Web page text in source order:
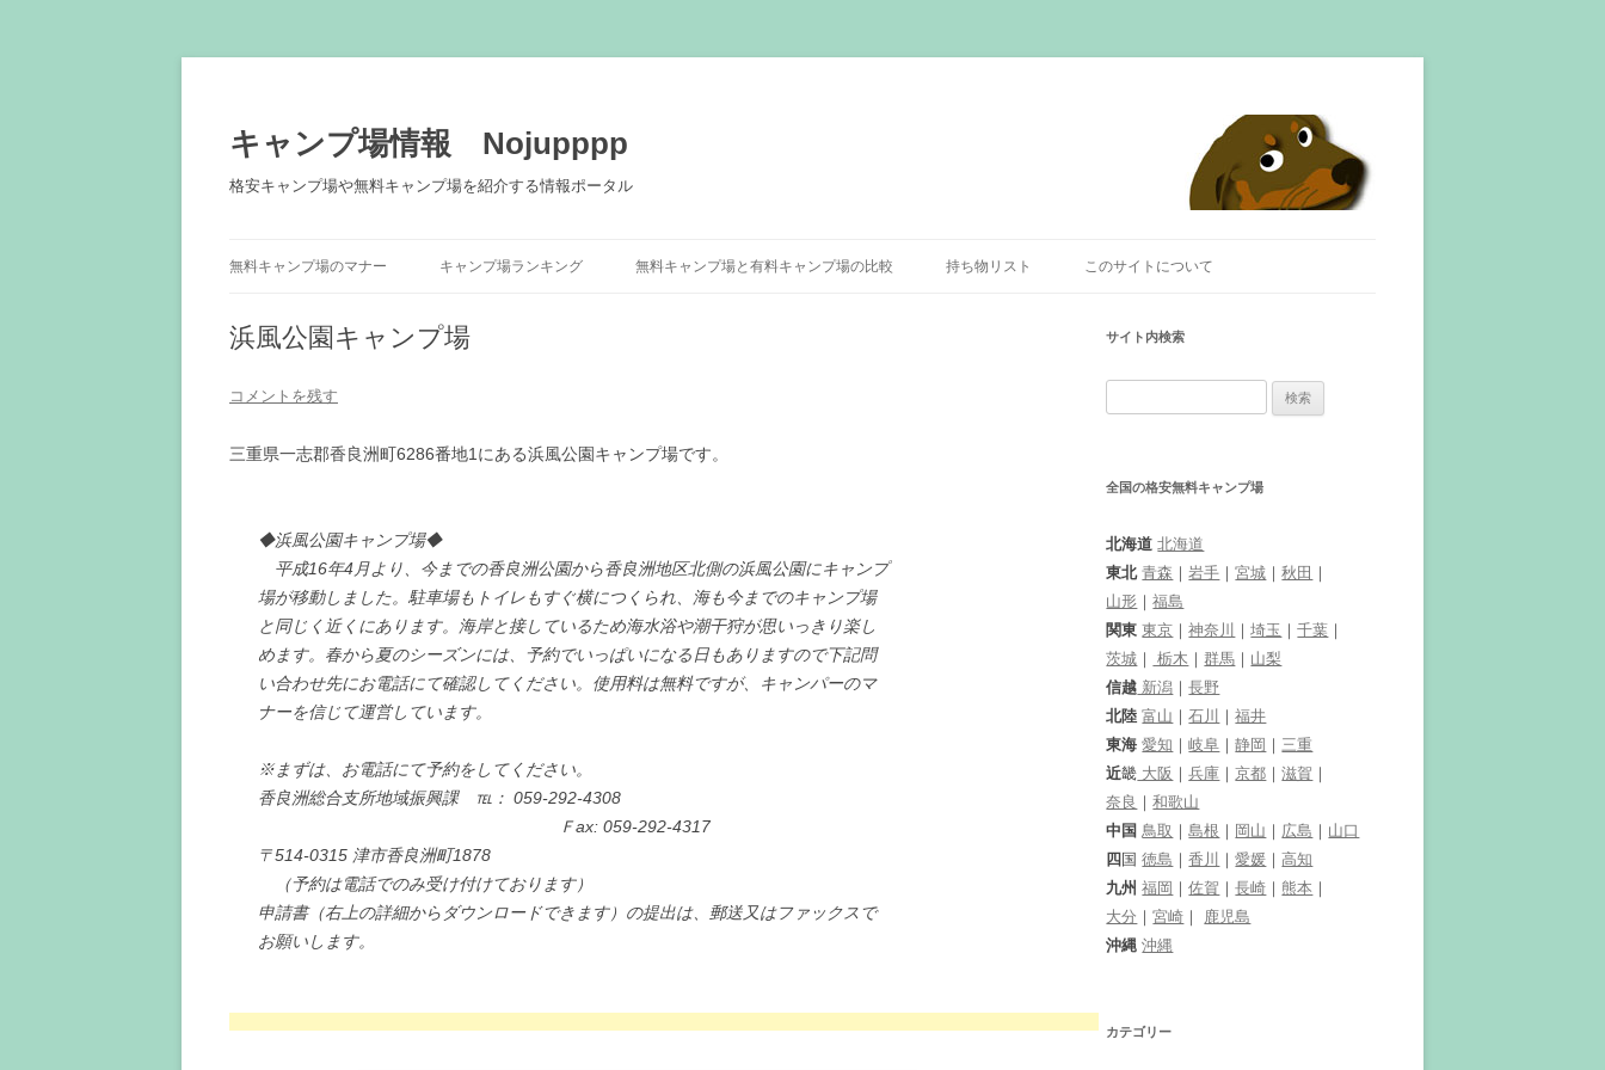
キャンプ場情報 Nojupppp
格安キャンプ場や無料キャンプ場を紹介する情報ポータル
ン
無料キャンプ場のマナー キャンプ場ランキング 無料キャンプ場と有料キャンプ場の比較 持ち物リスト このサイトについて
浜風公園キャンプ場
コメントを残す
三重県一志郡香良洲町6286番地1にある浜風公園キャンプ場です。
◆浜風公園キャンプ場◆
平成16年4月より、今までの香良洲公園から香良洲地区北側の浜風公園にキャンプ
場が移動しました。駐車場もトイレもすぐ横につくられ、海も今までのキャンプ場
と同じく近くにあります。海岸と接しているため海水浴や潮干狩が思いっきり楽し
めます。春から夏のシーズンには、予約でいっぱいになる日もありますので下記問
い合わせ先にお電話にて確認してください。使用料は無料ですが、キャンパーのマ
ナーを信じて運営しています。
※まずは、お電話にて予約をしてください。
香良洲総合支所地域振興課 ℡： 059-292-4308
Ｆax: 059-292-4317
〒514-0315 津市香良洲町1878
（予約は電話でのみ受け付けております）
申請書（右上の詳細からダウンロードできます）の提出は、郵送又はファックスで
お願いします。
サイト内検索
全国の格安無料キャンプ場
北海道 北海道
東北 青森 ｜岩手 ｜宮城 ｜秋田 ｜
山形 ｜福島
関東 東京 ｜神奈川 ｜埼玉 ｜千葉 ｜
茨城 ｜ 栃木 ｜群馬 ｜ 山梨
信越 新潟 ｜長野
北陸 富山 ｜石川 ｜福井
東海 愛知 ｜岐阜 ｜静岡 ｜ 三重
近畿 大阪 ｜兵庫 ｜京都 ｜滋賀 ｜
奈良 ｜和歌山
中国 鳥取 ｜島根 ｜ 岡山 ｜ 広島 ｜ 山口
四 国徳島 ｜香川 ｜愛媛 ｜高知
九州 福岡 ｜佐賀 ｜長崎 ｜ 熊本 ｜
大分 ｜宮崎 ｜ 鹿児島
沖縄 沖縄
カテゴリー